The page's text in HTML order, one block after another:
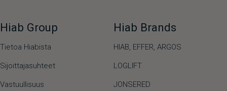
Hiab Group
Tietoa Hiabista
Sijoittajasuhteet
Vastuullisuus
Hiab Brands
HIAB, EFFER, ARGOS
LOGLIFT
JONSERED